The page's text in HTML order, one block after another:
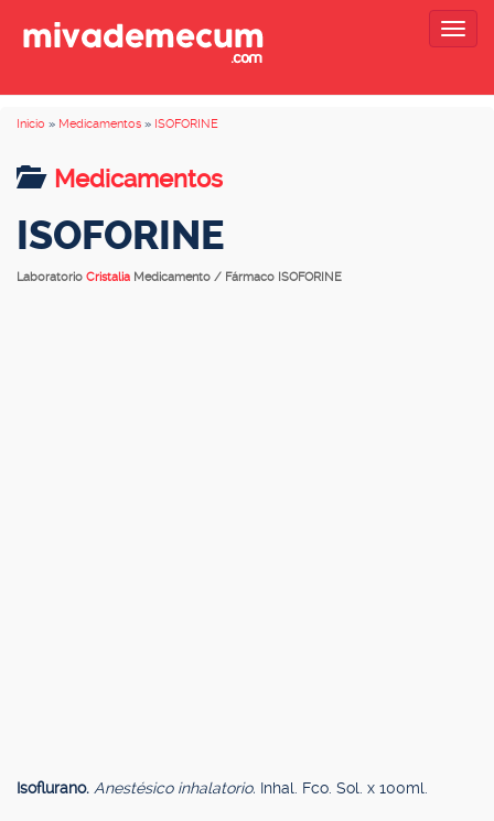
Inicio » Medicamentos » ISOFORINE
Medicamentos
ISOFORINE
Laboratorio Cristalia Medicamento / Fármaco ISOFORINE
Isoflurano. Anestésico inhalatorio. Inhal. Fco. Sol. x 100ml.